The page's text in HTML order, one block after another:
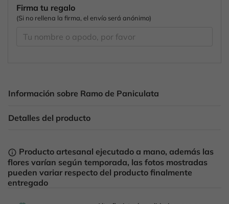
Firma tu regalo
(Si no rellena la firma, el envío será anónimo)
Información sobre Ramo de Paniculata
Detalles del producto
info_outline Producto artesanal ejecutado a mano, además las
flores varían según temporada, las fotos mostradas
pueden variar respecto del producto finalmente
entregado